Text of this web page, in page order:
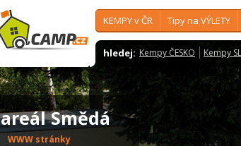
KEMPY v ČR Tipy na VÝLETY
hledej: Kempy ČESKO Kempy
areál Smědá
WWW stránky